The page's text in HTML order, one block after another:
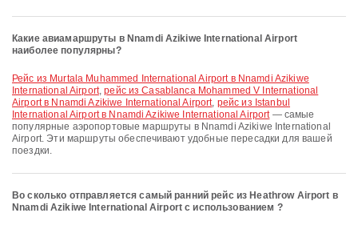
Какие авиамаршруты в Nnamdi Azikiwe International Airport
наиболее популярны?
рейс из Murtala Muhammed International Airport в Nnamdi Azikiwe
International Airport,рейс из Casablanca Mohammed V International
Airport в Nnamdi Azikiwe International Airport, рейс из Istanbul
International Airport в Nnamdi Azikiwe International Airport— самые
популярные аэропортовые маршруты в Nnamdi Azikiwe International
Airport. Эти маршруты обеспечивают удобные пересадки для вашей
поездки.
Во сколько отправляется самый ранний рейс из Heathrow Airport в
Nnamdi Azikiwe International Airport с использованием ?